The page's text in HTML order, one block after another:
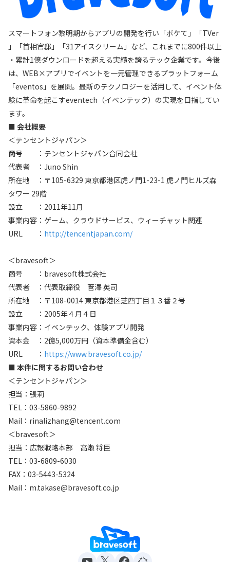
スマートフォン黎明期からアプリの開発を行い「ボケて」「TVer
」「首相官邸」「31アイスクリーム」など、これまでに800件以上
・累計1億ダウンロードを超える実績を誇るテック企業です。今後
は、WEB×アプリでイベントを一元管理できるプラットフォーム
「eventos」を展開。最新のテクノロジーを活用して、イベント体
験に革命を起こすeventech（イベンテック）の実現を目指してい
ます。
■ 会社概要
＜テンセントジャパン＞
商号 ：テンセントジャパン合同会社
代表者 ：Juno Shin
所在地 ：〒105-6329 東京都港区虎ノ門1-23-1 虎ノ門ヒルズ森
タワー 29階
設立 ：2011年11月
事業内容：ゲーム、クラウドサービス、ウィーチャット関連
URL ： http://tencentjapan.com/
＜bravesoft＞
商号 ：bravesoft株式会社
代表者 ：代表取締役 菅澤 英司
所在地 ：〒108-0014 東京都港区芝四丁目１３番２号
設立 ：2005年４月４日
事業内容：イベンテック、体験アプリ開発
資本金 ：2億5,000万円（資本準備金含む）
URL ： https://www.bravesoft.co.jp/
■ 本件に関するお問い合わせ
＜テンセントジャパン＞
担当：張莉
TEL：03-5860-9892
Mail：rinalizhang@tencent.com
＜bravesoft＞
担当：広報戦略本部 高瀬 将臣
TEL：03-6809-6030
FAX：03-5443-5324
Mail：m.takase@bravesoft.co.jp